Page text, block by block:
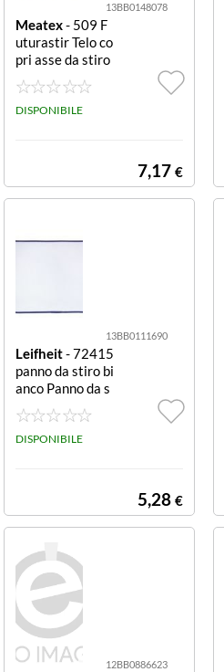
13BB0148078
Meatex- 509 F
uturastir Telo co
pri asse da stiro
con mollettone
120x65 cm Futu
rastir
DISPONIBILE
7,17 €
13BB0111690
Leifheit- 72415
panno da stiro bi
anco Panno da s
tiro Leifheit 724
15 Bianco
DISPONIBILE
5,28 €
12BB0886623